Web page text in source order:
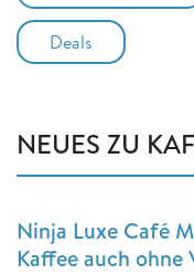
Deals
NEUES ZU
Ninja Luxe Café
Kaffee auch ohne